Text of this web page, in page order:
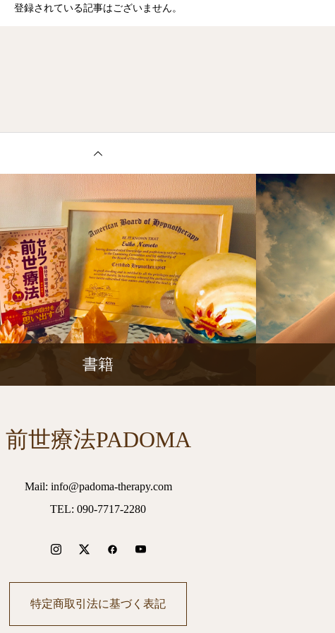
登録されている記事はございません。
書籍
前世療法PADOMA
Mail: info@padoma-therapy.com
TEL: 090-7717-2280
特定商取引法に基づく表記